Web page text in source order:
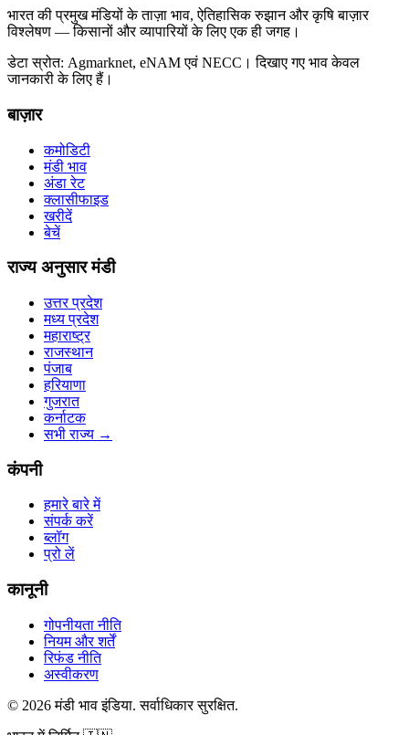
भारत की प्रमुख मंडियों के ताज़ा भाव, ऐतिहासिक रुझान और कृषि बाज़ार
विश्लेषण — किसानों और व्यापारियों के लिए एक ही जगह।
डेटा स्रोत: Agmarknet, eNAM एवं NECC। दिखाए गए भाव केवल
जानकारी के लिए हैं।
बाज़ार
कमोडिटी
मंडी भाव
अंडा रेट
क्लासीफाइड
खरीदें
बेचें
राज्य अनुसार मंडी
उत्तर प्रदेश
मध्य प्रदेश
महाराष्ट्र
राजस्थान
पंजाब
हरियाणा
गुजरात
कर्नाटक
सभी राज्य →
कंपनी
हमारे बारे में
संपर्क करें
ब्लॉग
प्रो लें
कानूनी
गोपनीयता नीति
नियम और शर्तें
रिफंड नीति
अस्वीकरण
© 2026 मंडी भाव इंडिया.सर्वाधिकार सुरक्षित.